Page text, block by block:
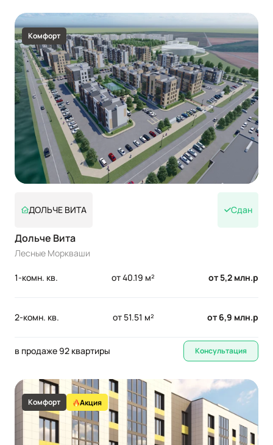
Комфорт
ДОЛЬЧЕ ВИТА Сдан
Дольче Вита
Лесные Моркваши
1-комн. кв. от 40.19 м² от 5,2 млн.р
2-комн. кв. от 51.51 м² от 6,9 млн.р
в продаже 92 квартиры Консультация
Комфорт Акция